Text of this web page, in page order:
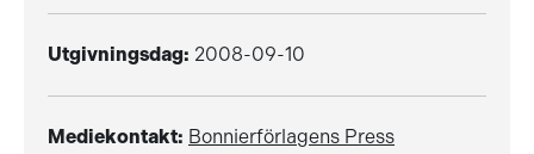
Utgivningsdag: 2008-09-10
Mediekontakt: Bonnierförlagens Press